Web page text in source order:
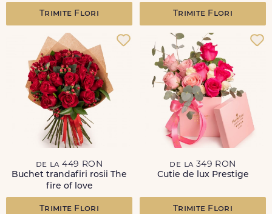
Trimite Flori Trimite Flori
de la 449 RON
Buchet trandafiri rosii The
fire of love
Trimite Flori
de la 349 RON
Cutie de lux Prestige
Trimite Flori